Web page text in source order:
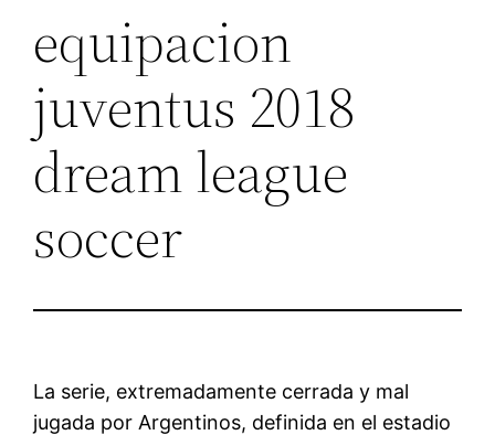
equipacion
juventus 2018
dream league
soccer
La serie, extremadamente cerrada y mal
jugada por Argentinos, definida en el estadio